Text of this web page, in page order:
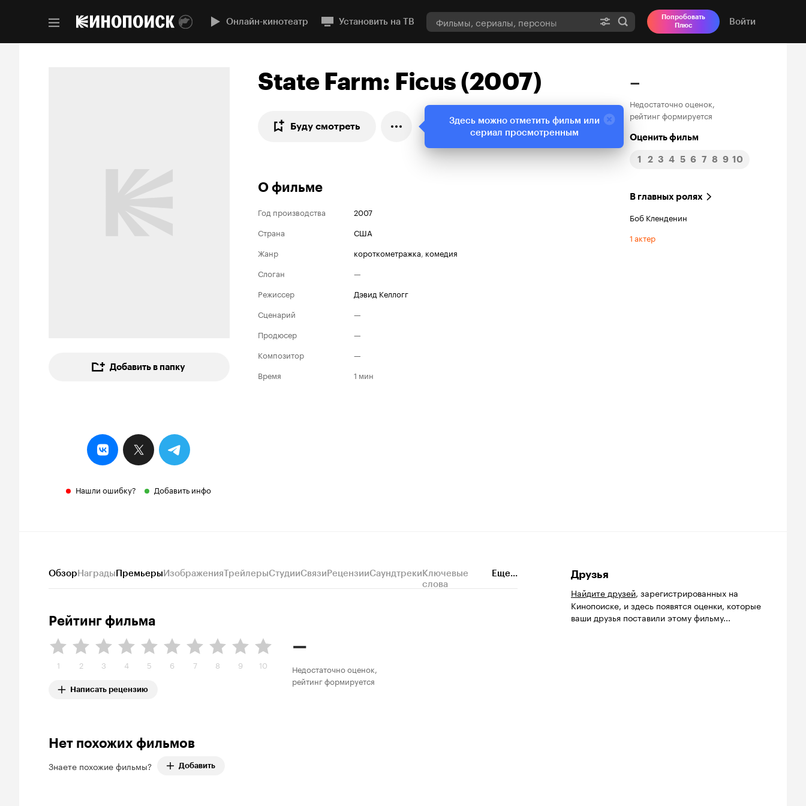
Онлайн-кинотеатр Установить на ТВ
Попробовать
Плюс
Войти
Добавить в папку
Нашли ошибку? Добавить инфо
State Farm: Ficus (2007)
Буду смотреть
–
Недостаточно оценок,
рейтинг формируется
Оценить фильм
1 2 3 4 5 6 7 8 9 10
О фильме
Год производства
2007
Страна
США
Жанр
короткометражка, комедия
Слоган
—
Режиссер
Дэвид Келлогг
Сценарий
—
Продюсер
—
Композитор
—
Время
1 мин
В главных ролях
Боб Кленденин
1 актер
ОбзорНаградыПремьерыИзображенияТрейлерыСтудииСвязиРецензииСаундтрекиКлючевые
слова
Еще...
Рейтинг фильма
1 2 3 4 5 6 7 8 9 10
Написать рецензию
–
Недостаточно оценок,
рейтинг формируется
Нет похожих фильмов
Знаете похожие фильмы? Добавить
Друзья
Найдите друзей, зарегистрированных на
Кинопоиске, и здесь появятся оценки, которые
ваши друзья поставили этому фильму...
Здесь можно отметить фильм или
сериал просмотренным